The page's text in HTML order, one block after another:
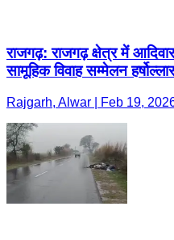
राजगढ़: राजगढ़ क्षेत्र में
सामूहिक विवाह सम्मेलन
Rajgarh, Alwar | Feb 19,